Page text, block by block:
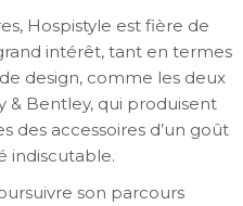
Hospistyle est fière de
intérêt, tant en termes
design, comme les deux
& Bentley, qui produisent
des accessoires d’un goût
indiscutable.
son parcours